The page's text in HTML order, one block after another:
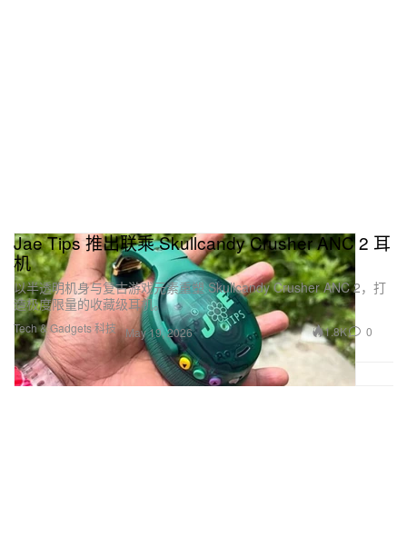
Tech & Gadgets 科技
Jae Tips 推出联乘 Skullcandy Crusher ANC 2 耳
机
以半透明机身与复古游戏元素重塑 Skullcandy Crusher ANC 2，打
造极度限量的收藏级耳机。
May 19, 2026 1.8K 0